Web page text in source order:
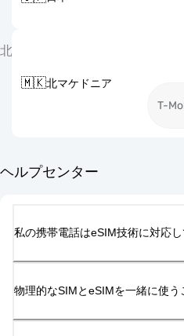
北
🇲🇰北マケドニア
T-
ヘルプセンター
私の携帯電話はeSIM技術に対応
物理的なSIMとeSIMを一緒に使う